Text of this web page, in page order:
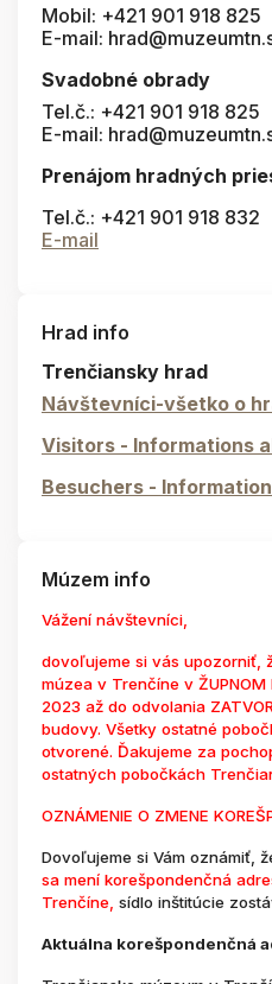
Mobil: +421 901 918 825
E-mail:
Svadobné obrady
Tel.č.: +421 901 918 825
E-mail:
Prenájom hradných
Tel.č.: +421 901 918 832
E-mail
Hrad info
Trenčiansky hrad
Návštevníci-všetko o
Visitors - Informations
Besuchers -
Múzem info
Vážení návštevníci,
dovoľujeme si vás upozorniť,
múzea v Trenčíne v ŽUPNOM
2023 až do odvolania
budovy. Všetky ostatné
otvorené. Ďakujeme za
ostatných pobočkách
OZNÁMENIE O ZMENE
Dovoľujeme si Vám oznámiť,
sa mení korešpondenčná
Trenčíne, sídlo inštitúcie
Aktuálna korešpondenčná